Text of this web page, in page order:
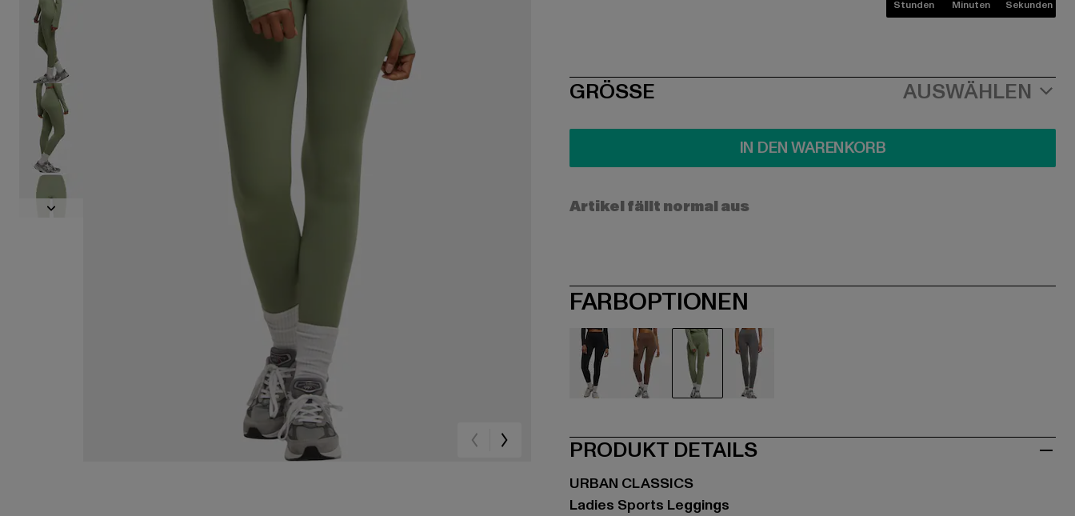
Stunden Minuten Sekunden
SIZE
GRÖSSE AUSWÄHLEN
IN DEN WARENKORB
Artikel fällt normal aus
FARBOPTIONEN
PRODUKT DETAILS
URBAN CLASSICS
Ladies Sports Leggings